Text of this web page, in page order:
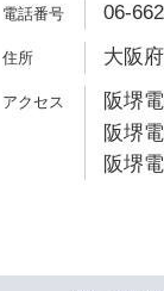
06-
大阪
阪堺
阪堺
阪堺